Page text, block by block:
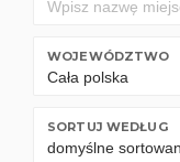
WOJEWÓDZTWO
SORTUJ WEDŁUG